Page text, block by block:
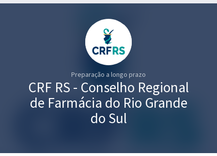
Graduação
Preparação a longo prazo
CRF RS - Conselho Regional
de Farmácia do Rio Grande
do Sul